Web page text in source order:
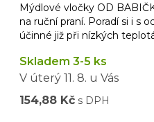
Mýdlové vločky OD
na ruční praní. Poradí si i s
účinné již při nízkých
Skladem 3-5 ks
V úterý 11. 8. u Vás
154,88 Kč s DPH